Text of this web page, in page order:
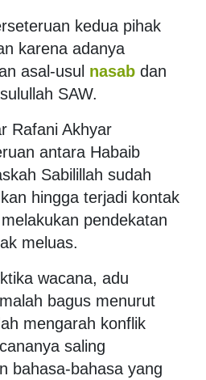
kedua pihak
karena adanya
asal-usul nasab dan
SAW.
Rafani Akhyar
antara Habaib
Sabilillah sudah
hingga terjadi kontak
pendekatan
meluas.
wacana, adu
bagus menurut
mengarah konflik
saling
bahasa-bahasa yang